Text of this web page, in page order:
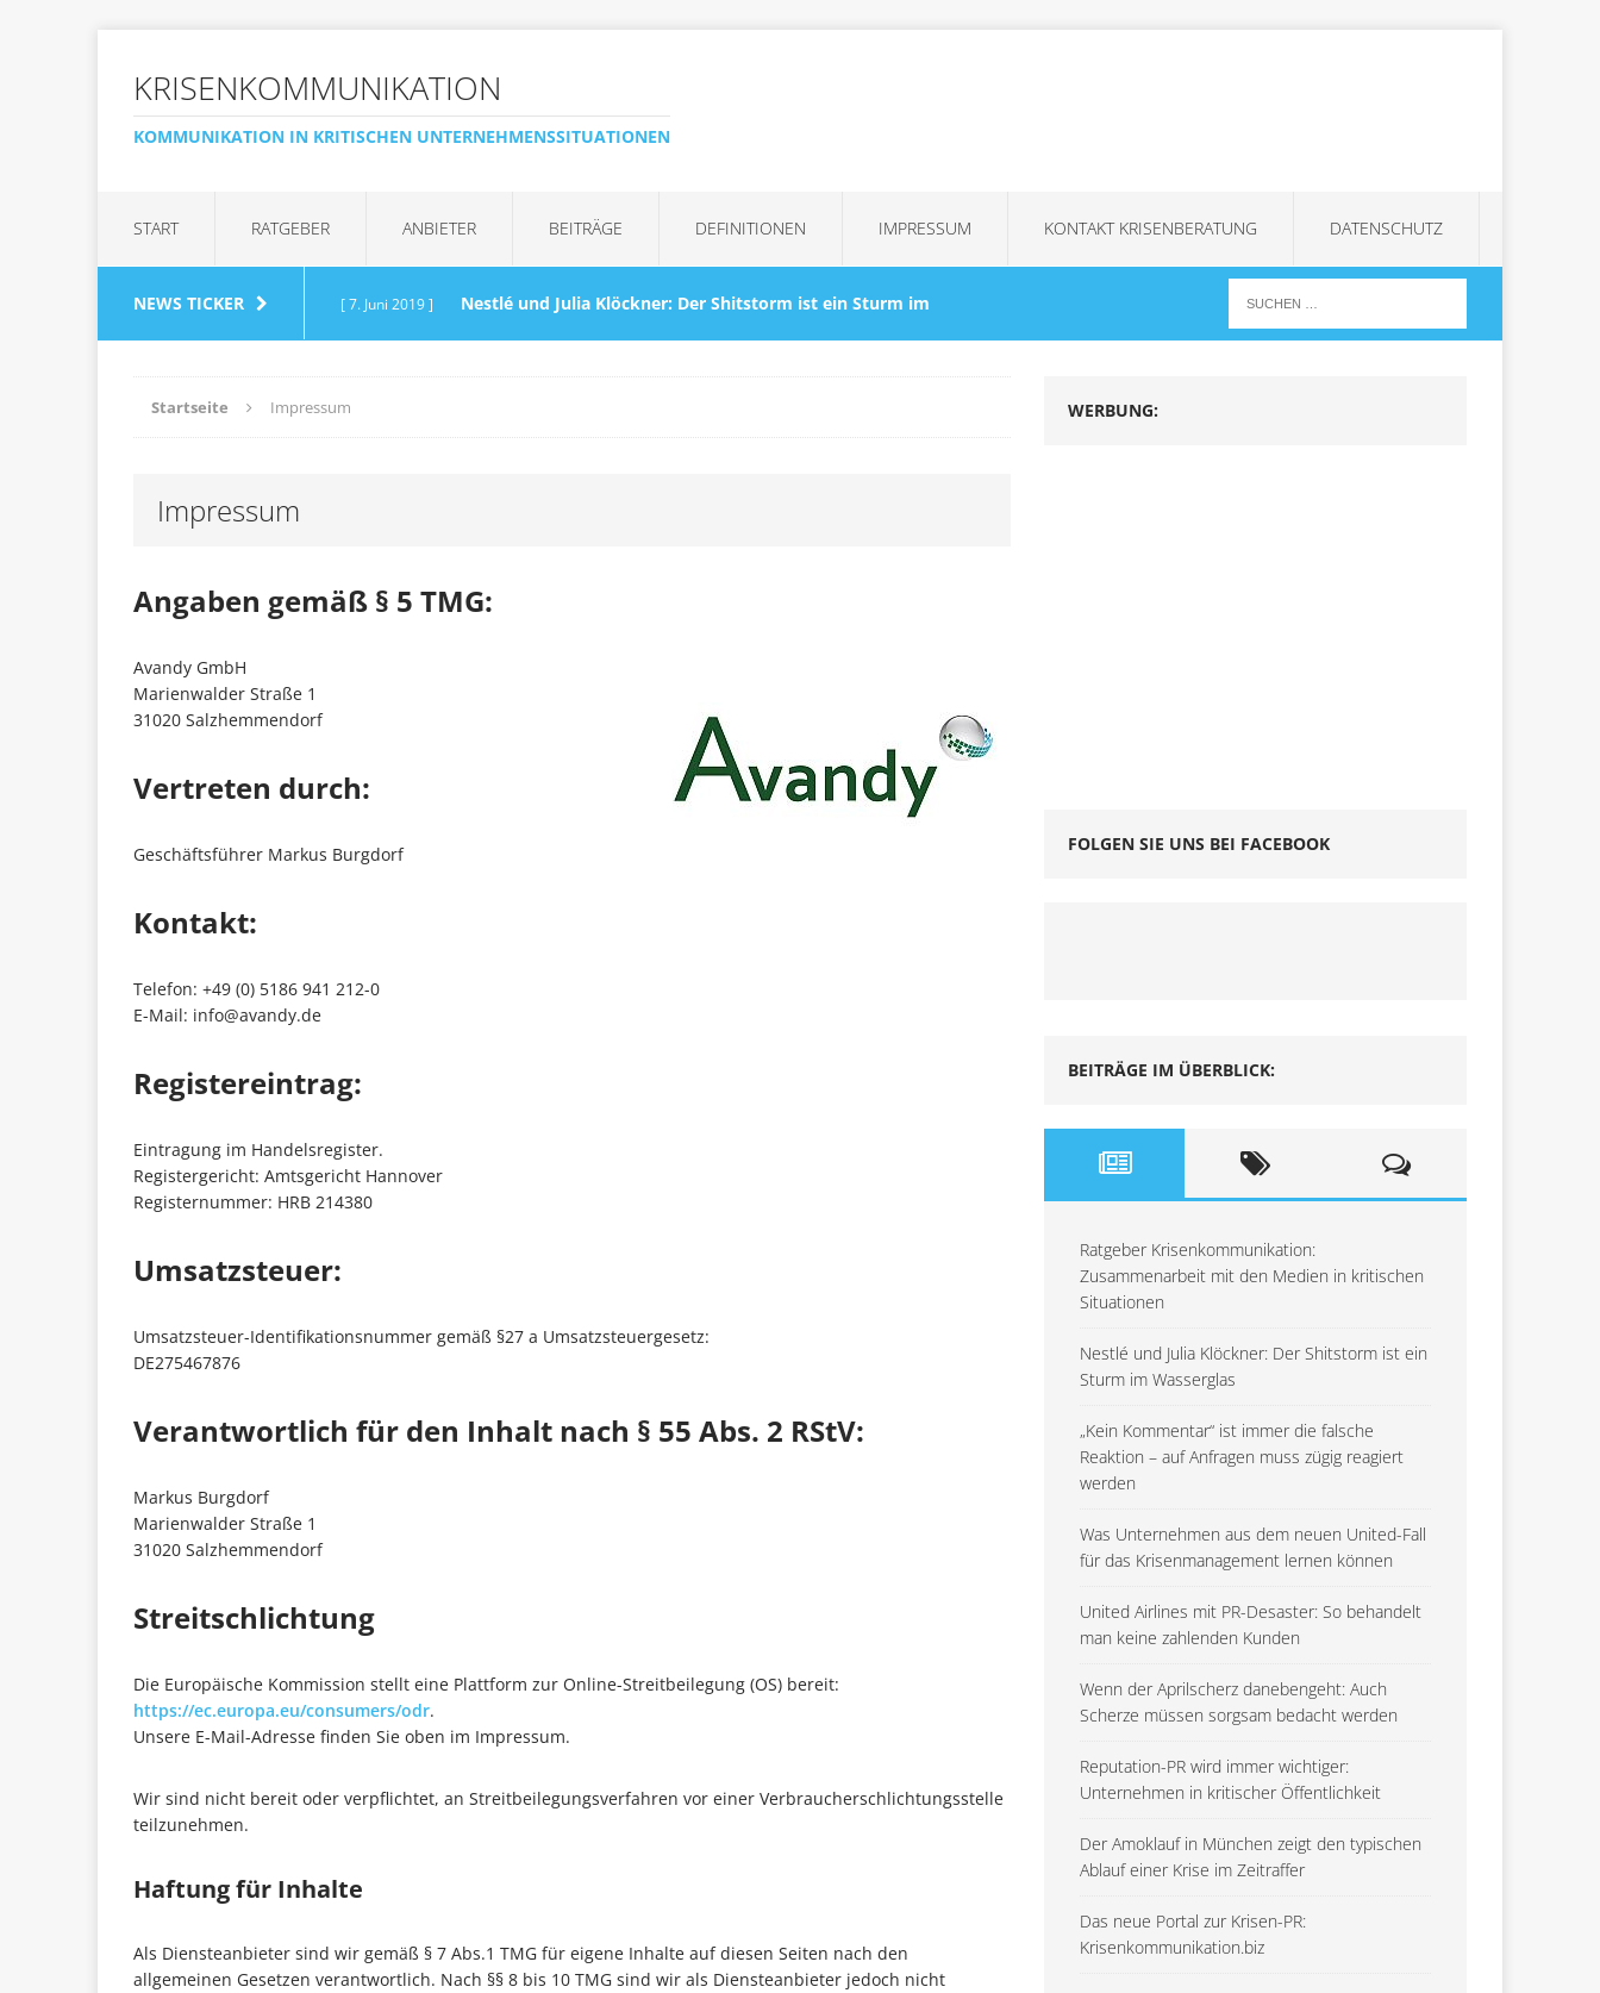
KRISENKOMMUNIKATION
KOMMUNIKATION IN KRITISCHEN UNTERNEHMENSSITUATIONEN
START RATGEBER ANBIETER BEITRÄGE DEFINITIONEN IMPRESSUM KONTAKT KRISENBERATUNG DATENSCHUTZ
NEWS TICKER [ 7. Juni 2019 ] Nestlé und Julia Klöckner: Der Shitstorm ist ein Sturm im
Wasserglas AKTUELLE KRISEN
[ 12. April 2017 ] Was Unternehmen aus dem neuen United-Fall für das
United Airlines mit PR-Desaster: So behandelt man keine
Startseite Impressum
Impressum
Angaben gemäß § 5 TMG:
Avandy GmbH
Marienwalder Straße 1
31020 Salzhemmendorf
Vertreten durch:
Geschäftsführer Markus Burgdorf
Kontakt:
Telefon: +49 (0) 5186 941 212-0
E-Mail: info@avandy.de
Registereintrag:
Eintragung im Handelsregister.
Registergericht: Amtsgericht Hannover
Registernummer: HRB 214380
Umsatzsteuer:
Umsatzsteuer-Identifikationsnummer gemäß §27 a Umsatzsteuergesetz:
DE275467876
Verantwortlich für den Inhalt nach § 55 Abs. 2 RStV:
Markus Burgdorf
Marienwalder Straße 1
31020 Salzhemmendorf
Streitschlichtung
Die Europäische Kommission stellt eine Plattform zur Online-Streitbeilegung (OS) bereit:
https://ec.europa.eu/consumers/odr.
Unsere E-Mail-Adresse finden Sie oben im Impressum.
Wir sind nicht bereit oder verpflichtet, an Streitbeilegungsverfahren vor einer Verbraucherschlichtungsstelle
teilzunehmen.
Haftung für Inhalte
Als Diensteanbieter sind wir gemäß § 7 Abs.1 TMG für eigene Inhalte auf diesen Seiten nach den
allgemeinen Gesetzen verantwortlich. Nach §§ 8 bis 10 TMG sind wir als Diensteanbieter jedoch nicht
WERBUNG:
FOLGEN SIE UNS BEI FACEBOOK
BEITRÄGE IM ÜBERBLICK:
Ratgeber Krisenkommunikation:
Zusammenarbeit mit den Medien in kritischen
Situationen
Nestlé und Julia Klöckner: Der Shitstorm ist ein
Sturm im Wasserglas
„Kein Kommentar“ ist immer die falsche
Reaktion – auf Anfragen muss zügig reagiert
werden
Was Unternehmen aus dem neuen United-Fall
für das Krisenmanagement lernen können
United Airlines mit PR-Desaster: So behandelt
man keine zahlenden Kunden
Wenn der Aprilscherz danebengeht: Auch
Scherze müssen sorgsam bedacht werden
Reputation-PR wird immer wichtiger:
Unternehmen in kritischer Öffentlichkeit
Der Amoklauf in München zeigt den typischen
Ablauf einer Krise im Zeitraffer
Das neue Portal zur Krisen-PR:
Krisenkommunikation.biz